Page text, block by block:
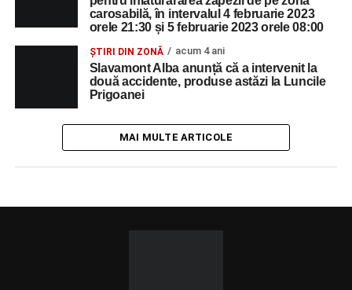
carosabilă, în intervalul 4 februarie 2023
orele 21:30 și 5 februarie 2023 orele 08:00
ȘTIRI DIN ZONĂ acum 4 ani
Slavamont Alba anunță că a intervenit la
două accidente, produse astăzi la Luncile
Prigoanei
MAI MULTE ARTICOLE